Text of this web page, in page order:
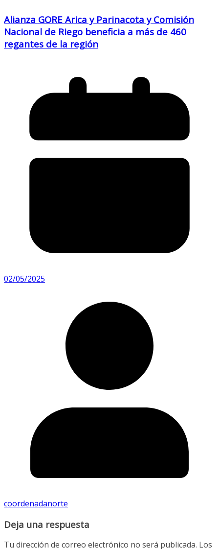
Alianza GORE Arica y Parinacota y Comisión
Nacional de Riego beneficia a más de 460
regantes de la región
02/05/2025
coordenadanorte
Deja una respuesta
Tu dirección de correo electrónico no será publicada. Los